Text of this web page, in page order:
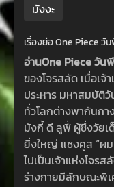
มังงะ
เรื่องย่อ One Piece วั
อ่านOne Piece วัน
ของโจรสลัด เมื่อเจ้
ประหาร มหาสมบัติวั
ทั่วโลกต่างพากันก
มังกี้ ดี ลูฟี่ ผู้ซึ่งวัยเ
ยิ่งใหญ่ แชงคูส “ผม
ไปเป็นเจ้าแห่งโจร
ร่างกายมีลักษณะพิ